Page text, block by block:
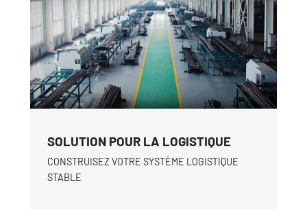
SOLUTION POUR LA LOGISTIQUE
CONSTRUISEZ VOTRE SYSTÈME LOGISTIQUE
STABLE